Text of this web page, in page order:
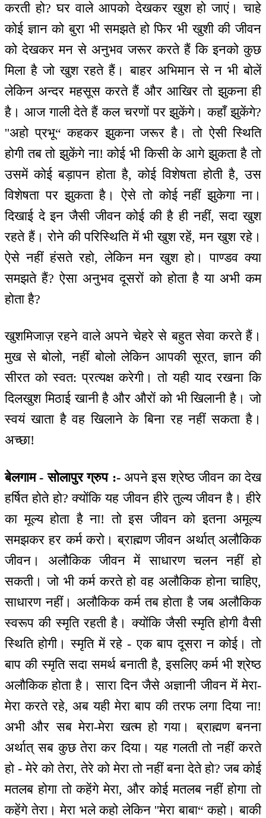
करती हो? घर वाले आपको देखकर खुश हो जाएं। चाहे
कोई ज्ञान को बुरा भी समझते हो फिर भी खुशी की जीवन
को देखकर मन से अनुभव जरूर करते हैं कि इनको कुछ
मिला है जो खुश रहते हैं। बाहर अभिमान से न भी बोलें
लेकिन अन्दर महसूस करते हैं और आखिर तो झुकना ही
है। आज गाली देते हैं कल चरणों पर झुकेंगे। कहाँ झुकेंगे?
''अहो प्रभू“ कहकर झुकना जरूर है। तो ऐसी स्थिति
होगी तब तो झुकेंगे ना! कोई भी किसी के आगे झुकता है तो
उसमें कोई बड़ापन होता है, कोई विशेषता होती है, उस
विशेषता पर झुकता है। ऐसे तो कोई नहीं झुकेगा ना।
दिखाई दे इन जैसी जीवन कोई की है ही नहीं, सदा खुश
रहते हैं। रोने की परिस्थिति में भी खुश रहें, मन खुश रहे।
ऐसे नहीं हंसते रहो, लेकिन मन खुश हो। पाण्डव क्या
समझते हैं? ऐसा अनुभव दूसरों को होता है या अभी कम
होता है?
खुशमिजाज़ रहने वाले अपने चेहरे से बहुत सेवा करते हैं।
मुख से बोलो, नहीं बोलो लेकिन आपकी सूरत, ज्ञान की
सीरत को स्वत: प्रत्यक्ष करेगी। तो यही याद रखना कि
दिलखुश मिठाई खानी है और औरों को भी खिलानी है। जो
स्वयं खाता है वह खिलाने के बिना रह नहीं सकता है।
अच्छा!
बेलगाम - सोलापुर ग्रुप :-अपने इस श्रेष्ठ जीवन का देख
हर्षित होते हो? क्योंकि यह जीवन हीरे तुल्य जीवन है। हीरे
का मूल्य होता है ना! तो इस जीवन को इतना अमूल्य
समझकर हर कर्म करो। ब्राह्मण जीवन अर्थात् अलौकिक
जीवन। अलौकिक जीवन में साधारण चलन नहीं हो
सकती। जो भी कर्म करते हो वह अलौकिक होना चाहिए,
साधारण नहीं। अलौकिक कर्म तब होता है जब अलौकिक
स्वरूप की स्मृति रहती है। क्योंकि जैसी स्मृति होगी वैसी
स्थिति होगी। स्मृति में रहे - एक बाप दूसरा न कोई। तो
बाप की स्मृति सदा समर्थ बनाती है, इसलिए कर्म भी श्रेष्ठ
अलौकिक होता है। सारा दिन जैसे अज्ञानी जीवन में मेरा-
मेरा करते रहे, अब यही मेरा बाप की तरफ लगा दिया ना!
अभी और सब मेरा-मेरा खत्म हो गया। ब्राह्मण बनना
अर्थात् सब कुछ तेरा कर दिया। यह गलती तो नहीं करते
हो - मेरे को तेरा, तेरे को मेरा तो नहीं बना देते हो? जब कोई
मतलब होगा तो कहेंगे मेरा, और कोई मतलब नहीं होगा तो
कहेंगे तेरा। मेरा भले कहो लेकिन ''मेरा बाबा“ कहो। बाकी